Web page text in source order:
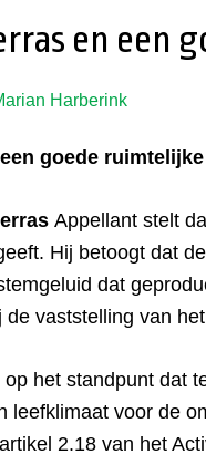
en een
Harberink
goede
Appellant stelt
Hij betoogt dat
dat
vaststelling van
het standpunt dat
leefklimaat voor de
2.18 van het